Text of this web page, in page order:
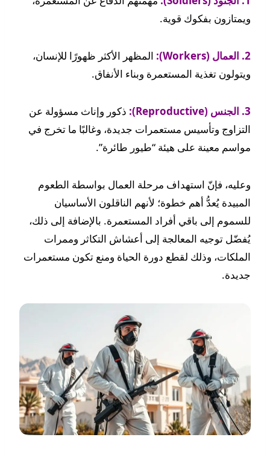
ويمتازون بفكوك قوية.
2. العمال (Workers):
المظهر الأكثر ظهورًا للإنسان،
ويتولون تغذية المستعمرة وبناء الأنفاق.
3. الجنس (Reproductive):
ذكور وإناث مسؤولة عن
التزاوج وتأسيس مستعمرات جديدة، وغالبًا ما تخرج في
مواسم معينة على هيئة “طيور طائرة”.
وعليه، فإنّ استهداف مرحلة العمال بواسطة الطعوم
المبيدة يُعدُّ أهم خطوة؛ لأنهم الناقلون الأساسيان
للسموم إلى باقي أفراد المستعمرة. بالإضافة إلى ذلك،
يُفضّل توجيه المعالجة إلى أعشاش التكاثر وممرات
الملكات، وذلك لقطع دورة الحياة ومنع تكون مستعمرات
جديدة.